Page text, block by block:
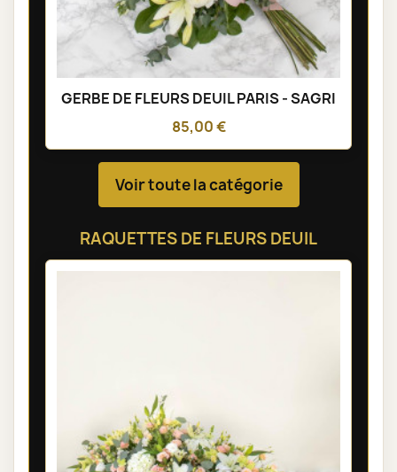
GERBE DE FLEURS DEUIL PARIS - SAGRI
85,00 €
Voir toute la catégorie
RAQUETTES DE FLEURS DEUIL